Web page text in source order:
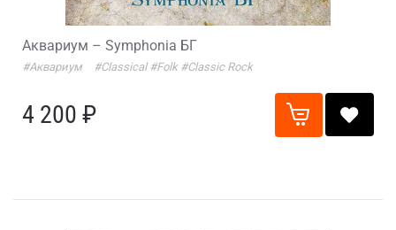
Аквариум – Symphonia БГ
#Аквариум #Classical #Folk #Classic Rock
4 200 ₽